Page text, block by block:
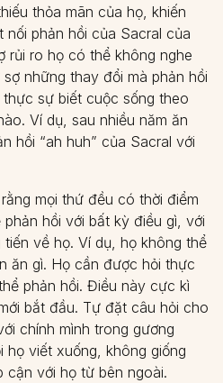
thỏa mãn của họ, khiến
phản hồi của Sacral của
rủi ro họ có thể không nghe
những thay đổi mà phản hồi
sự biết cuộc sống theo
Ví dụ, sau nhiều năm ăn
hồi “ah huh” của Sacral với
mọi thứ đều có thời điểm
hồi với bất kỳ điều gì, với
về họ. Ví dụ, họ không thể
ăn gì. Họ cần được hỏi thực
phản hồi. Điều này cực kì
bắt đầu. Tự đặt câu hỏi cho
chính mình trong gương
họ viết xuống, không giống
cận với họ từ bên ngoài.